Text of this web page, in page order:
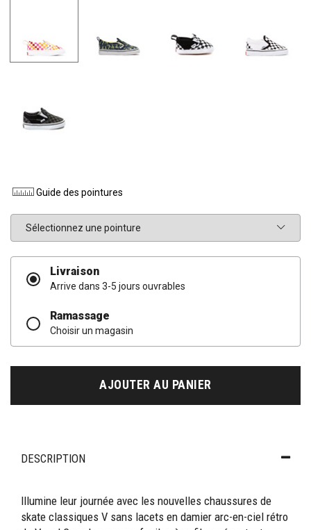
Guide des pointures
Livraison
Arrive dans 3-5 jours ouvrables
Ramassage
Choisir un magasin
AJOUTER AU PANIER
DESCRIPTION
Illumine leur journée avec les nouvelles chaussures de
skate classiques V sans lacets en damier arc-en-ciel rétro